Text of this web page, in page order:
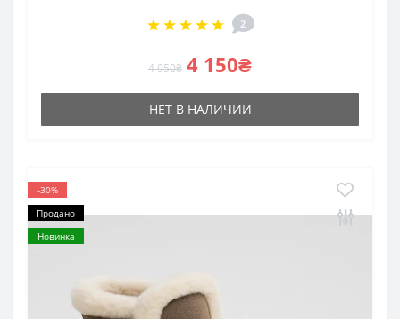
2
4 950₴ 4 150₴
НЕТ В НАЛИЧИИ
-30%
Продано
Новинка